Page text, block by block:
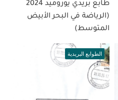
طابع بريدي يوروميد 2024
(الرياضة في البحر الأبيض
المتوسط)
الطوابع البريدية